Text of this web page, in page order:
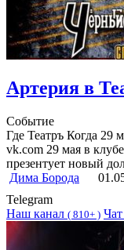
Артерия в
Событие
Где Театръ Когда 29
vk.com 29 мая в
презентует новый
Дима Борода
Telegram
Наш канал ( 810+ )